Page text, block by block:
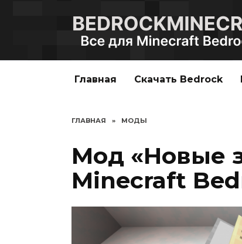
Главная Скачать Bedrock
ГЛАВНАЯ » МОДЫ
Мод «Новые
Minecraft